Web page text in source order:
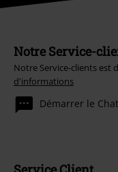
Notre Service-
Notre Service-clients est
d'informations
Démarrer le Chat